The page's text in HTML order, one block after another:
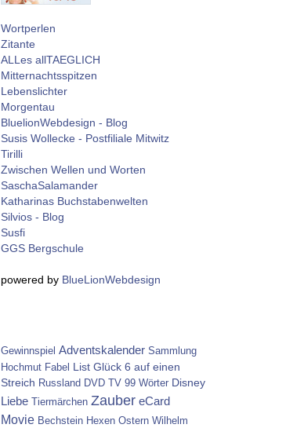
Wortperlen
Zitante
ALLes allTAEGLICH
Mitternachtsspitzen
Lebenslichter
Morgentau
BluelionWebdesign - Blog
Susis Wollecke - Postfiliale Mitwitz
Tirilli
Zwischen Wellen und Worten
SaschaSalamander
Katharinas Buchstabenwelten
Silvios - Blog
Susfi
GGS Bergschule
powered by BlueLionWebdesign
Gewinnspiel Adventskalender Sammlung
Hochmut Fabel List Glück 6 auf einen
Streich Russland DVD TV 99 Wörter Disney
Liebe Tiermärchen Zauber eCard
Movie Bechstein Hexen Ostern Wilhelm